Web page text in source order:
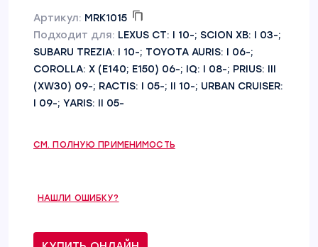
Артикул: MRK1015
Подходит для: LEXUS CT: I 10-; SCION XB: I 03-;
SUBARU TREZIA: I 10-; TOYOTA AURIS: I 06-;
COROLLA: X (E140; E150) 06-; IQ: I 08-; PRIUS: III
(XW30) 09-; RACTIS: I 05-; II 10-; URBAN CRUISER:
I 09-; YARIS: II 05-
СМ. ПОЛНУЮ ПРИМЕНИМОСТЬ
НАШЛИ ОШИБКУ?